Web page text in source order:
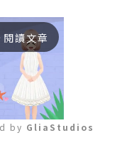
閱讀文章
by GliaStudios